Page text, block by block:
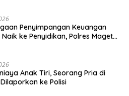
Penyimpangan Keuangan
ke Penyidikan, Polres Magetan
Anak Tiri, Seorang Pria di
ke Polisi